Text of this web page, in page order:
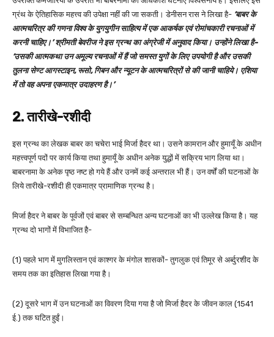
ग्रंथ के ऐतिहासिक महत्त्व की उपेक्षा नहीं की जा सकती। डेनीसन रास ने लिखा है- ‘बाबर के
आत्मचरित्र की गणना विश्व के युगयुगीन साहित्य में एक आकर्षक एवं रोमांचकारी रचनाओं में
करनी चाहिए।’ श्रीमती बेवरीज ने इस ग्रन्थ का अंग्रेजी में अनुवाद किया। उन्होंने लिखा है-
‘उसकी आत्मकथा उन अमूल्य रचनाओं में हैं जो समस्त युगों के लिए उपयोगी है और उसकी
तुलना सेण्ट आगस्टाइन, रूसो, गिबन और न्यूटन के आत्मचरित्रों से की जानी चाहिये। एशिया
में तो वह अपना एकमात्र उदाहरण है।’
2. तारीखे-रशीदी
इस ग्रन्थ का लेखक बाबर का चचेरा भाई मिर्जा हैदर था। उसने कामरान और हुमायूँ के अधीन
महत्त्वपूर्ण पदों पर कार्य किया तथा हुमायूँ के अधीन अनेक युद्धों में सक्रिय भाग लिया था।
बाबरनामा के अनेक पृष्ठ नष्ट हो गये हैं और उनमें कई अन्तराल भी हैं। उन वर्षों की घटनाओं के
लिये तारीखे-रशीदी ही एकमात्र प्रामाणिक ग्रन्थ है।
मिर्जा हैदर ने बाबर के पूर्वजों एवं बाबर से सम्बन्धित अन्य घटनाओं का भी उल्लेख किया है। यह
ग्रन्थ दो भागों में विभाजित है-
(1) पहले भाग में मुगलिस्तान एवं काश्गर के मंगोल शासकों- तुगलुक एवं तिमूर से अर्ब्दुरशीद के
समय तक का इतिहास लिखा गया है।
(2) दूसरे भाग में उन घटनाओं का विवरण दिया गया है जो मिर्जा हैदर के जीवन काल (1541
ई.) तक घटित हुईं।